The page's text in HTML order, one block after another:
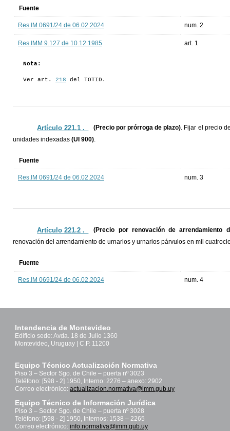
Fuente
Res.IM 0691/24 de 06.02.2024 num. 2
Res.IMM 9.127 de 10.12.1985 art. 1
Nota:
Ver art. 218 del TOTID.
Artículo 221.1 ._ (Precio por prórroga de plazo). Fijar el precio
unidades indexadas (UI 900).
Fuente
Res.IM 0691/24 de 06.02.2024 num. 3
Artículo 221.2 ._
(Precio por renovación de arrendamiento
renovación del arrendamiento de urnarios y urnarios párvulos en mil
Fuente
Res.IM 0691/24 de 06.02.2024 num. 4
Intendencia de Montevideo
Edificio sede: Avda. 18 de Julio 1360
Montevideo, Uruguay | C.P. 11200
Equipo Técnico Actualización Normativa
Piso 3 – Sector Sgo. de Chile – puerta nº 3023
Teléfono: [598 - 2] 1950, Interno: 2276 – anexo: 2902
Correo electrónico: actualizacion.normativa@imm.gub.uy
Equipo Técnico de Información Jurídica
Piso 3 – Sector Sgo. de Chile – puerta nº 3028
Teléfono: [598 - 2] 1950, Internos: 1538 – 2265
Correo electrónico: info.normativa@imm.gub.uy